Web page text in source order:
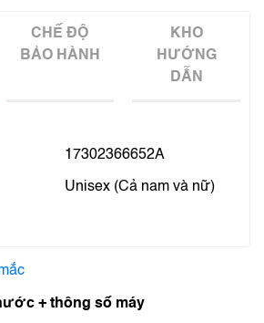
CHẾ ĐỘ
BẢO HÀNH
KHO
HƯỚNG
DẪN
17302366652A
Unisex (Cả nam và nữ)
+ thông số máy